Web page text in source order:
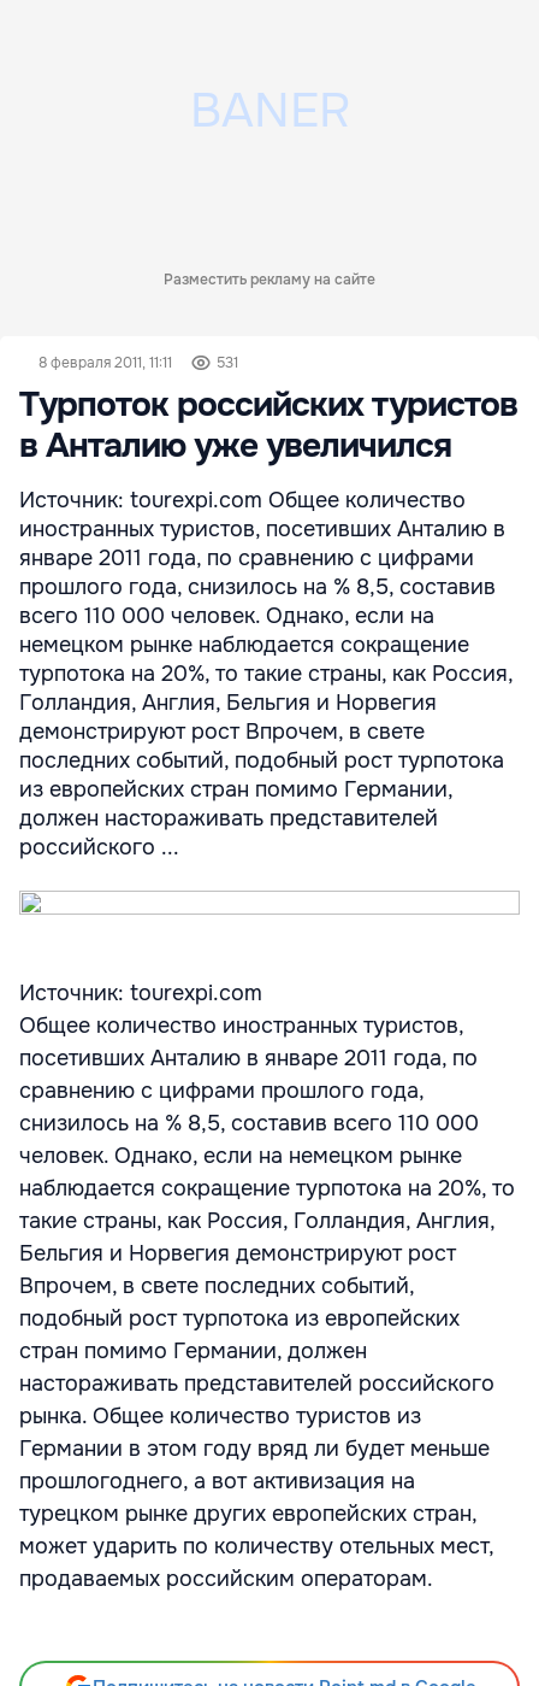
Разместить рекламу на сайте
8 февраля 2011, 11:11 531
Турпоток российских туристов
в Анталию уже увеличился
Источник: tourexpi.com Общее количество
иностранных туристов, посетивших Анталию в
январе 2011 года, по сравнению с цифрами
прошлого года, снизилось на % 8,5, составив
всего 110 000 человек. Однако, если на
немецком рынке наблюдается сокращение
турпотока на 20%, то такие страны, как Россия,
Голландия, Англия, Бельгия и Норвегия
демонстрируют рост Впрочем, в свете
последних событий, подобный рост турпотока
из европейских стран помимо Германии,
должен настораживать представителей
российского ...
Источник: tourexpi.com
Общее количество иностранных туристов,
посетивших Анталию в январе 2011 года, по
сравнению с цифрами прошлого года,
снизилось на % 8,5, составив всего 110 000
человек. Однако, если на немецком рынке
наблюдается сокращение турпотока на 20%, то
такие страны, как Россия, Голландия, Англия,
Бельгия и Норвегия демонстрируют рост
Впрочем, в свете последних событий,
подобный рост турпотока из европейских
стран помимо Германии, должен
настораживать представителей российского
рынка. Общее количество туристов из
Германии в этом году вряд ли будет меньше
прошлогоднего, а вот активизация на
турецком рынке других европейских стран,
может ударить по количеству отельных мест,
продаваемых российским операторам.